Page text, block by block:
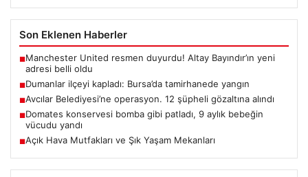
Son Eklenen Haberler
■Manchester United resmen duyurdu! Altay Bayındır’ın yeni
adresi belli oldu
■Dumanlar ilçeyi kapladı: Bursa’da tamirhanede yangın
■Avcılar Belediyesi’ne operasyon. 12 şüpheli gözaltına alındı
■Domates konservesi bomba gibi patladı, 9 aylık bebeğin
vücudu yandı
■Açık Hava Mutfakları ve Şık Yaşam Mekanları